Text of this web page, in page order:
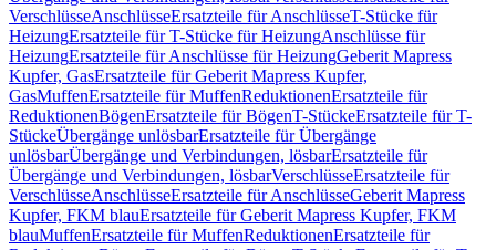
VerschlüsseAnschlüsseErsatzteile für AnschlüsseT-Stücke für
HeizungErsatzteile für T-Stücke für HeizungAnschlüsse für
HeizungErsatzteile für Anschlüsse für HeizungGeberit Mapress
Kupfer, GasErsatzteile für Geberit Mapress Kupfer,
GasMuffenErsatzteile für MuffenReduktionenErsatzteile für
ReduktionenBögenErsatzteile für BögenT-StückeErsatzteile für T-
StückeÜbergänge unlösbarErsatzteile für Übergänge
unlösbarÜbergänge und Verbindungen, lösbarErsatzteile für
Übergänge und Verbindungen, lösbarVerschlüsseErsatzteile für
VerschlüsseAnschlüsseErsatzteile für AnschlüsseGeberit Mapress
Kupfer, FKM blauErsatzteile für Geberit Mapress Kupfer, FKM
blauMuffenErsatzteile für MuffenReduktionenErsatzteile für